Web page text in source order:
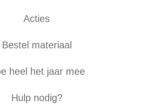
Acties
Bestel materiaal
heel het jaar mee
Hulp nodig?